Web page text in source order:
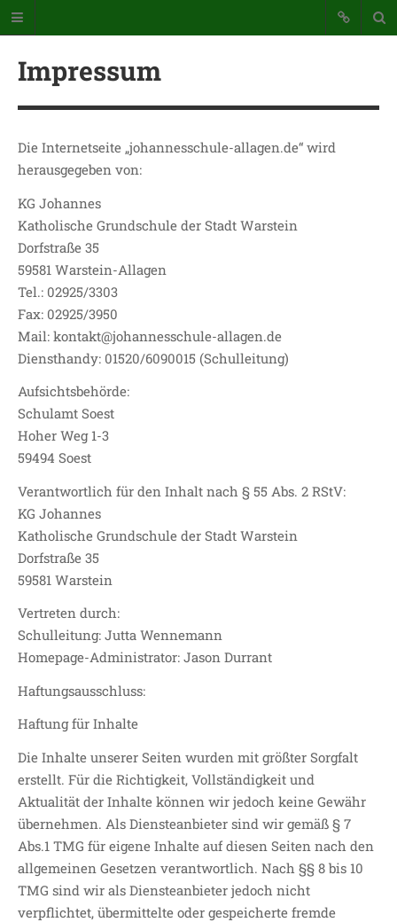
Katholische Grundschule der
Stadt Warstein
Bunte Schule mit Takt und Schwung
STARTSEITE
WICHTIGES AUS UNSERER
SCHULE
UNSER SCHULTAG
KONTAKT
SDUI
TERMINE
ELTERNBETEILIGUNG-
UND MITWIRKUNG
DAS TEAM DER
JOHANNESSCHULE
KOLLEGIUM
OGGS
SCHULSOZIALARBEIT
BÜRO
KLASSEN
KLASSE 1 ESSER
KLASSE 4 DURRANT
LEITBILD UNSERER
GRUNDSCHULE
SCHULPROGRAMM
OFFENE
GANZTAGSGRUNDSCHULE
Impressum
Die Internetseite „johannesschule-allagen.de“ wird
herausgegeben von:
KG Johannes
Katholische Grundschule der Stadt Warstein
Dorfstraße 35
59581 Warstein-Allagen
Tel.: 02925/3303
Fax: 02925/3950
Mail: kontakt@johannesschule-allagen.de
Diensthandy: 01520/6090015 (Schulleitung)
Aufsichtsbehörde:
Schulamt Soest
Hoher Weg 1-3
59494 Soest
Verantwortlich für den Inhalt nach § 55 Abs. 2 RStV:
KG Johannes
Katholische Grundschule der Stadt Warstein
Dorfstraße 35
59581 Warstein
Vertreten durch:
Schulleitung: Jutta Wennemann
Homepage-Administrator: Jason Durrant
Haftungsausschluss:
Haftung für Inhalte
Die Inhalte unserer Seiten wurden mit größter Sorgfalt
erstellt. Für die Richtigkeit, Vollständigkeit und
Aktualität der Inhalte können wir jedoch keine Gewähr
übernehmen. Als Diensteanbieter sind wir gemäß § 7
Abs.1 TMG für eigene Inhalte auf diesen Seiten nach den
allgemeinen Gesetzen verantwortlich. Nach §§ 8 bis 10
TMG sind wir als Diensteanbieter jedoch nicht
verpflichtet, übermittelte oder gespeicherte fremde